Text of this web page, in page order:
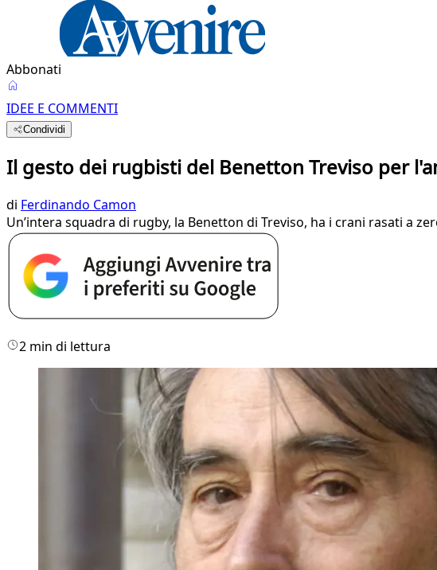
Abbonati
IDEE E COMMENTI
Condividi
Il gesto dei rugbisti del Benetton Treviso per
di Ferdinando Camon
Un’intera squadra di rugby, la Benetton di Treviso, ha i crani rasati a
2 min di lettura